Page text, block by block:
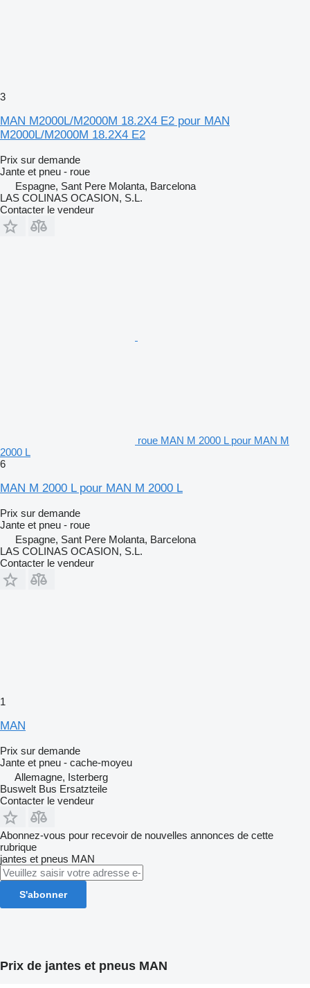
3
MAN M2000L/M2000M 18.2X4 E2 pour MAN
M2000L/M2000M 18.2X4 E2
Prix sur demande
Jante et pneu - roue
Espagne, Sant Pere Molanta, Barcelona
LAS COLINAS OCASION, S.L.
Contacter le vendeur
roue MAN M 2000 L pour MAN M
2000 L
6
MAN M 2000 L pour MAN M 2000 L
Prix sur demande
Jante et pneu - roue
Espagne, Sant Pere Molanta, Barcelona
LAS COLINAS OCASION, S.L.
Contacter le vendeur
1
MAN
Prix sur demande
Jante et pneu - cache-moyeu
Allemagne, Isterberg
Buswelt Bus Ersatzteile
Contacter le vendeur
Abonnez-vous pour recevoir de nouvelles annonces de cette
rubrique
jantes et pneus MAN
S'abonner
Prix de jantes et pneus MAN